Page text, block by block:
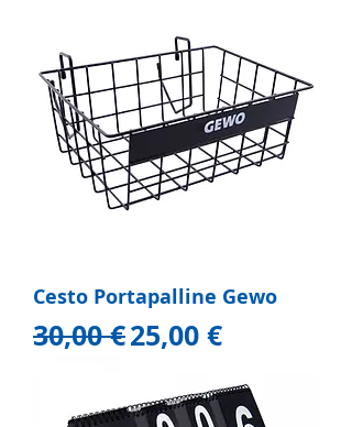
Cesto Portapalline Gewo
Prezzo regolare
30,00 €Prezzo scontato
25,00 €